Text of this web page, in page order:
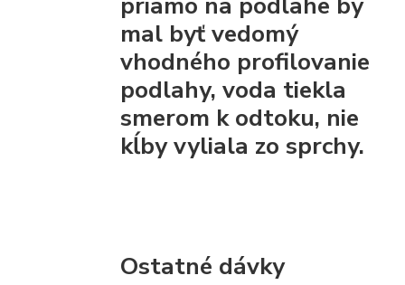
mal byť vedomý
vhodného profilovanie
podlahy, voda tiekla
smerom k odtoku, nie
kĺby vyliala zo sprchy.
Ostatné dávky